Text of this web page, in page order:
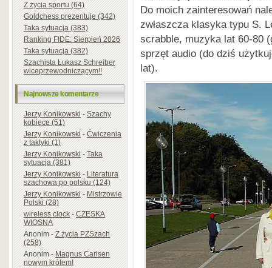
Z życia sportu (64)
Goldchess prezentuje (342)
Taka sytuacja (383)
Ranking FIDE: Sierpień 2026
Taka sytuacja (382)
Szachista Łukasz Schreiber
wiceprzewodniczącym!!
Najnowsze komentarze
Jerzy Konikowski-Szachy
kobiece (51)
Jerzy Konikowski-Ćwiczenia
z taktyki (1)
Jerzy Konikowski-Taka
sytuacja (381)
Jerzy Konikowski-Literatura
szachowa po polsku (124)
Jerzy Konikowski-Mistrzowie
Polski (28)
wireless clock-CZESKA
WIOSNA
Anonim-Z życia PZSzach
(258)
Anonim-Magnus Carlsen
nowym królem!
Do moich zainteresowań
zwłaszcza klasyka typu S.
scrabble, muzyka lat 60-80
sprzęt audio (do dziś
lat).